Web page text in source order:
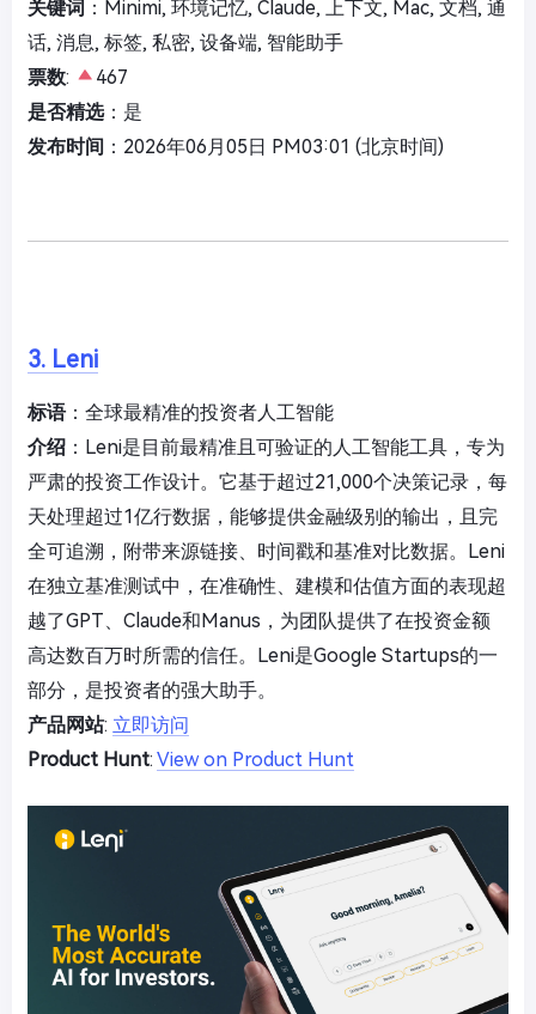
关键词 ：Minimi, 环境记忆, Claude, 上下文, Mac, 文档, 通
话, 消息, 标签, 私密, 设备端, 智能助手
票数:
467
是否精选：是
发布时间 ：2026年06月05日 PM03:01 (北京时间)
3. Leni
标语：全球最精准的投资者人工智能
介绍 ：Leni是目前最精准且可验证的人工智能工具，专为
严肃的投资工作设计。它基于超过21,000个决策记录，每
天处理超过1亿行数据，能够提供金融级别的输出，且完
全可追溯，附带来源链接、时间戳和基准对比数据。Leni
在独立基准测试中，在准确性、建模和估值方面的表现超
越了GPT、Claude和Manus，为团队提供了在投资金额
高达数百万时所需的信任。Leni是Google Startups的一
部分，是投资者的强大助手。
产品网站: 立即访问
Product Hunt: View on Product Hunt